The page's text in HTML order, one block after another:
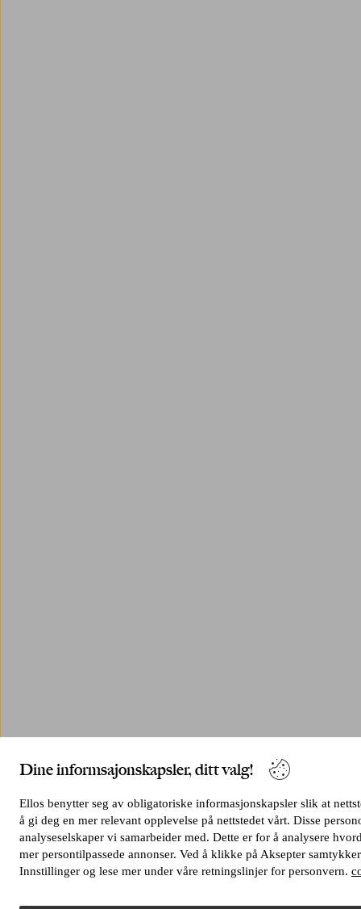
Dine informsajonskapsler, ditt valg!
Ellos benytter seg av obligatoriske informasjonskapsler slik at
å gi deg en mer relevant opplevelse på nettstedet vårt. Disse
analyseselskaper vi samarbeider med. Dette er for å analysere
mer persontilpassede annonser. Ved å klikke på Aksepter
Innstillinger og lese mer under våre retningslinjer for personvern.